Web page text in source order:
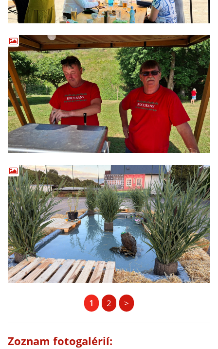
1 2 >
Zoznam fotogalérií: